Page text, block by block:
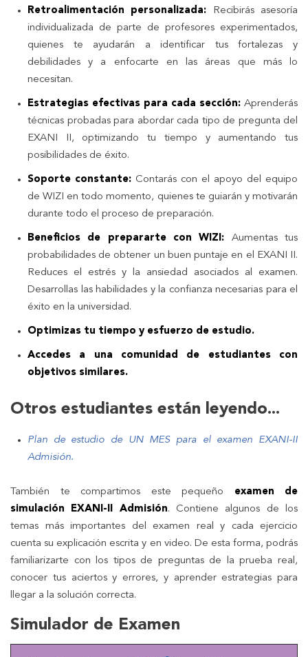
Retroalimentación personalizada: Recibirás asesoría
individualizada de parte de profesores experimentados,
quienes te ayudarán a identificar tus fortalezas y
debilidades y a enfocarte en las áreas que más lo
necesitan.
Estrategias efectivas para cada sección: Aprenderás
técnicas probadas para abordar cada tipo de pregunta del
EXANI II, optimizando tu tiempo y aumentando tus
posibilidades de éxito.
Soporte constante: Contarás con el apoyo del equipo
de WIZI en todo momento, quienes te guiarán y motivarán
durante todo el proceso de preparación.
Beneficios de prepararte con WIZI: Aumentas tus
probabilidades de obtener un buen puntaje en el EXANI II.
Reduces el estrés y la ansiedad asociados al examen.
Desarrollas las habilidades y la confianza necesarias para el
éxito en la universidad.
Optimizas tu tiempo y esfuerzo de estudio.
Accedes a una comunidad de estudiantes con
objetivos similares.
Otros estudiantes están leyendo...
Plan de estudio de UN MES para el examen EXANI-II
Admisión.
También te compartimos este pequeño examen de
simulación EXANI-II Admisión. Contiene algunos de los
temas más importantes del examen real y cada ejercicio
cuenta su explicación escrita y en video. De esta forma, podrás
familiarizarte con los tipos de preguntas de la prueba real,
conocer tus aciertos y errores, y aprender estrategias para
llegar a la solución correcta.
Simulador de Examen